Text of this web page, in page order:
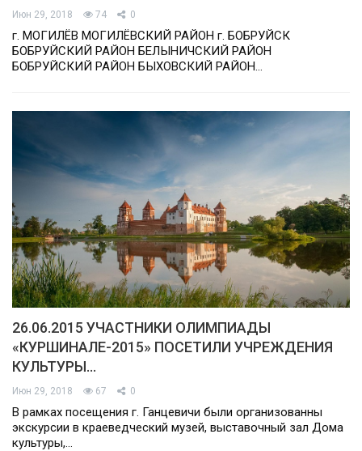
Июн 29, 2018 74 0
г. МОГИЛЁВ МОГИЛЁВСКИЙ РАЙОН г. БОБРУЙСК
БОБРУЙСКИЙ РАЙОН БЕЛЫНИЧСКИЙ РАЙОН
БОБРУЙСКИЙ РАЙОН БЫХОВСКИЙ РАЙОН…
26.06.2015 УЧАСТНИКИ ОЛИМПИАДЫ
«КУРШИНАЛЕ-2015» ПОСЕТИЛИ УЧРЕЖДЕНИЯ
КУЛЬТУРЫ…
Июн 29, 2018 67 0
В рамках посещения г. Ганцевичи были организованны
экскурсии в краеведческий музей, выставочный зал Дома
культуры,…